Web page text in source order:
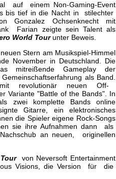
auf einem Non-Gaming-Event
bis tief in die Nacht in stilechter
Gonzalez Ochsenknecht mit
Farian zeigte sein Talent als
World Tourunter Beweis.
Stern am Musikspiel-Himmel
November in Deutschland. Die
mitreißende Gameplay der
als Band.
mit revolutionär neuen Off-
Variante "Battle of the Bands". In
zwei komplette Bands online
Gitarre, ein elektronisches
die Spieler eigene Rock-Songs
sie ihre Aufnahmen dann als
an neuen, originellen
von Neversoft Entertainment
Visions, die Version für die